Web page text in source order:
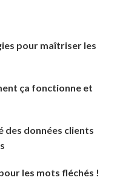
pour maîtriser les
ça fonctionne et
des données clients
les mots fléchés !